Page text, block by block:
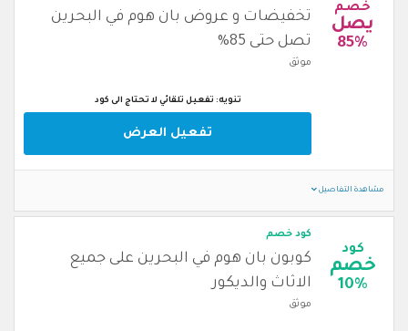
خصم
يصل
85%
تخفيضات و عروض بان هوم في البحرين
تصل حتى 85%
موثق
تنويه: تفعيل تلقائي لا تحتاج الى كود
تفعيل العرض
مشاهدة التفاصيل
كود
خصم
10%
كود خصم
كوبون بان هوم في البحرين على جميع
الاثاث والديكور
موثق